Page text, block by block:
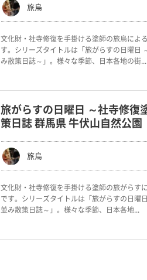
旅烏
文化財・社寺修復を手掛ける塗師の旅烏によ
す。シリーズタイトルは「旅がらすの日曜日
み散策日誌～」。様々な季節、日本各地の街...
旅がらすの日曜日 ～社寺修復
策日誌 群馬県 牛伏山自然公園
旅烏
文化財・社寺修復を手掛ける塗師の旅がらす
です。シリーズタイトルは「旅がらすの日曜
並み散策日誌～」。様々な季節、日本各地...